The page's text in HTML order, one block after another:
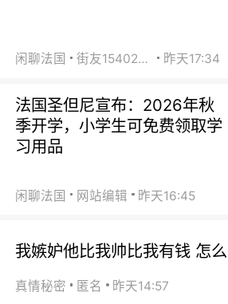
闲聊法国 街友15402223 昨天17:34
法国圣但尼宣布：2026年秋
季开学，小学生可免费领取学
习用品
闲聊法国 网站编辑 昨天16:45
我嫉妒他比我帅比我有钱 怎么
真情秘密 匿名 昨天14:57